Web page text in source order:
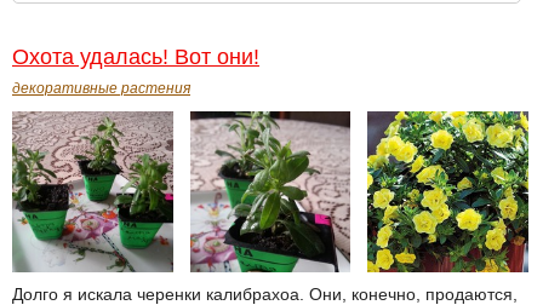
Охота удалась! Вот они!
декоративные растения
Долго я искала черенки калибрахоа. Они, конечно, продаются,